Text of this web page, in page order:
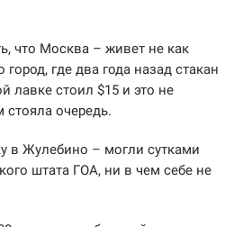
что Москва – живет не как
где два года назад стакан
лавке стоил $15 и это не
стояла очередь.
в Жулебино – могли сутками
штата ГОА, ни в чем себе не